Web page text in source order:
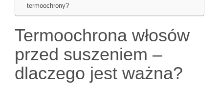
termoochrony?
Termoochrona włosów
przed suszeniem –
dlaczego jest ważna?